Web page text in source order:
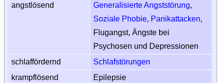
angst­lösend
Genera­lisierte Angst­störung,
Soziale Phobie, Panik­attacken,
Flugangst, Ängste bei
Psychosen und Depres­sionen
schlaf­fördernd
Schlafs­törungen
krampflösend
Epilepsie